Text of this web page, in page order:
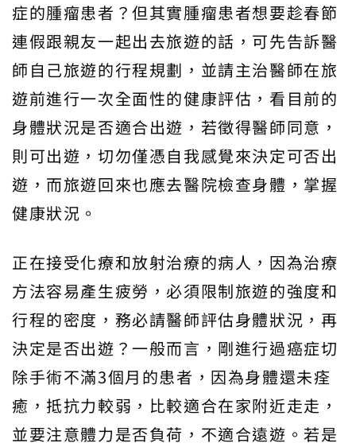
症的腫瘤患者？但其實腫瘤患者想要趁春節
連假跟親友一起出去旅遊的話，可先告訴醫
師自己旅遊的行程規劃，並請主治醫師在旅
遊前進行一次全面性的健康評估，看目前的
身體狀況是否適合出遊，若徵得醫師同意，
則可出遊，切勿僅憑自我感覺來決定可否出
遊，而旅遊回來也應去醫院檢查身體，掌握
健康狀況。
正在接受化療和放射治療的病人，因為治療
方法容易產生疲勞，必須限制旅遊的強度和
行程的密度，務必請醫師評估身體狀況，再
決定是否出遊？一般而言，剛進行過癌症切
除手術不滿3個月的患者，因為身體還未痊
癒，抵抗力較弱，比較適合在家附近走走，
並要注意體力是否負荷，不適合遠遊。若是